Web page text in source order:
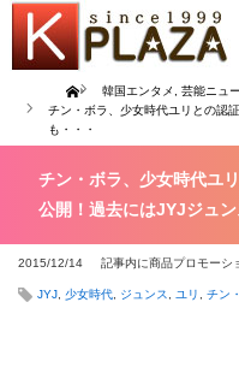
Home 韓国エンタメ
芸能ニュ
チン・ボラ、少女時代ユリとの認
も・・・
チン・ボラ、少女時代ユ
公開！過去にはJYJジュン
2015/12/14 記事内に商品プロモーシ
JYJ 少女時代 ジュンス ユリ チン